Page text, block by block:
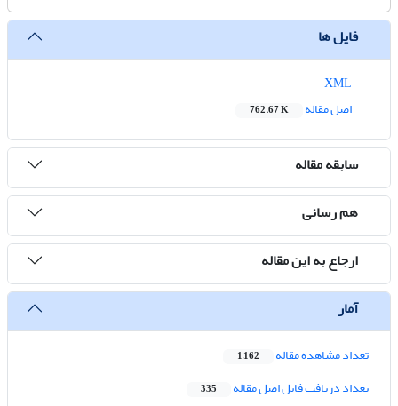
فایل ها
اصل مقاله
762.67 K
سابقه مقاله
هم رسانی
ارجاع به این مقاله
آمار
تعداد مشاهده مقاله 1,162
تعداد دریافت فایل اصل مقاله 335